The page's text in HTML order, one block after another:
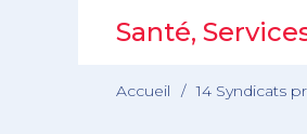
Santé,
Accueil / 14 Syndicats